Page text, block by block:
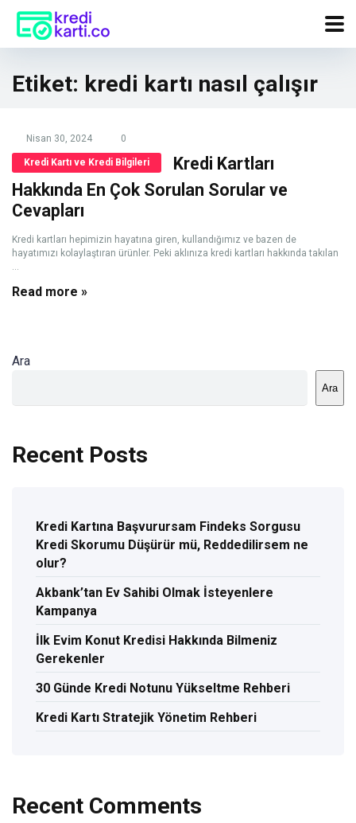
Etiket: kredi kartı nasıl çalışır
Nisan 30, 2024 0
Kredi Kartı ve Kredi Bilgileri
Kredi Kartları
Hakkında En Çok Sorulan Sorular ve
Cevapları
Kredi kartları hepimizin hayatına giren, kullandığımız ve bazen de
hayatımızı kolaylaştıran ürünler. Peki aklınıza kredi kartları hakkında takılan
...
Read more »
Ara
Ara
Recent Posts
Kredi Kartına Başvurursam Findeks Sorgusu
Kredi Skorumu Düşürür mü, Reddedilirsem ne
olur?
Akbank’tan Ev Sahibi Olmak İsteyenlere
Kampanya
İlk Evim Konut Kredisi Hakkında Bilmeniz
Gerekenler
30 Günde Kredi Notunu Yükseltme Rehberi
Kredi Kartı Stratejik Yönetim Rehberi
Recent Comments